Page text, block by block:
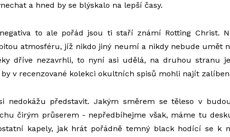
a hned by se blýskalo na lepší časy.
to ale pořád jsou ti staří známí Rotting Christ.
atmosféru, jíž nikdo jiný neumí a nikdy nebude umět
dříve nezavrhli, to nyní asi udělá, na druhou stranu
v recenzované kolekci okultních spisů mohli najít
nedokážu představit. Jakým směrem se těleso v
čirým průserem - nepředbíhejme však, máme tu
kapely, jak hrát pořádně temný black hodící se k